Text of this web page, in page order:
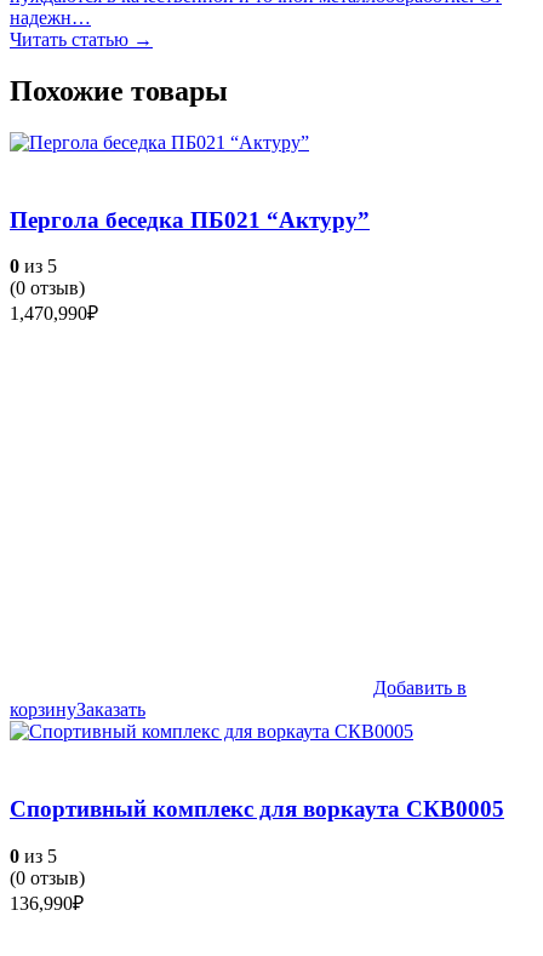
надежн…
Читать статью →
Похожие товары
Пергола беседка ПБ021 “Актуру”
0 из 5
(0 отзыв)
1,470,990₽
Добавить в
корзинуЗаказать
Спортивный комплекс для воркаута СКВ0005
0 из 5
(0 отзыв)
136,990₽